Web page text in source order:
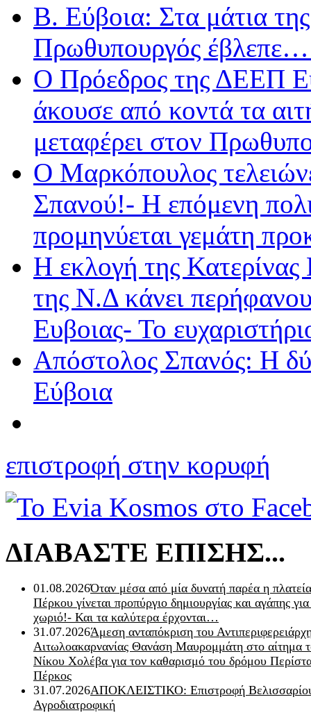
Β. Εύβοια: Στα μάτια
Πρωθυπουργός
Ο Πρόεδρος της ΔΕΕΠ
άκουσε από κοντά τα
μεταφέρει στον
Ο Μαρκόπουλος
Σπανού!- Η επόμενη
προμηνύεται γεμάτη
Η εκλογή της
της Ν.Δ κάνει
Ευβοιας- Το
Απόστολος Σπανός: Η
Εύβοια
επιστροφή στην κορυφή
ΔΙΑΒΑΣΤΕ ΕΠΙΣΗΣ...
01.08.2026Όταν μέσα από μία δυνατή παρέα η
Πέρκου γίνεται προπύργιο δημιουργίας και αγάπης
χωριό!- Και τα καλύτερα έρχονται…
31.07.2026Άμεση ανταπόκριση του
Αιτωλοακαρνανίας Θανάση Μαυρομμάτη στο αίτημα
Νίκου Χολέβα για τον καθαρισμό του δρόμου
Πέρκος
31.07.2026ΑΠΟΚΛΕΙΣΤΙΚΟ: Επιστροφή
Αγροδιατροφική